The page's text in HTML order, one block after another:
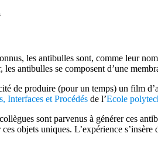
les antibulles sont, comme leur
les antibulles se composent d’une
de produire (pour un temps) un film
Interfaces et Procédés de l’Ecole
sont parvenus à générer ces
ces objets uniques. L’expérience